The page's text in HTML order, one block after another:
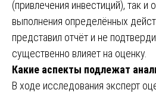
(привлечения инвестиций), так и
выполнения определённых
представил отчёт и не
существенно влияет на оценку.
Какие аспекты подлежат
В ходе исследования эксперт